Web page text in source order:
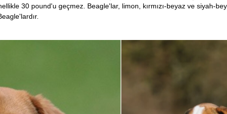
30 pound'u geçmez. Beagle'lar, limon, kırmızı-beyaz ve siyah-